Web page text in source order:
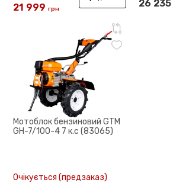
21 999 грн 26 235
Мотоблок бензиновий GTM
GH-7/100-4 7 к.с (83065)
Очікується (предзаказ)